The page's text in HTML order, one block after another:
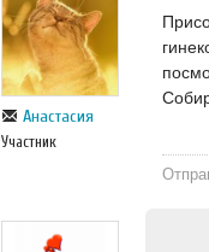
Анастасия
Участник